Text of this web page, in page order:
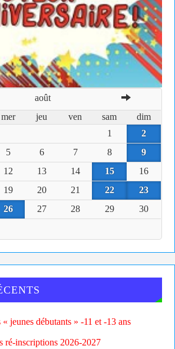
août
mer jeu ven sam
dim
1
2
5 6 7 8
9
12 13 14 15
16
19 20 21 22
23
26 27 28 29
30
jeunes débutants » -11 et -13 ans
ré-inscriptions 2026-2027